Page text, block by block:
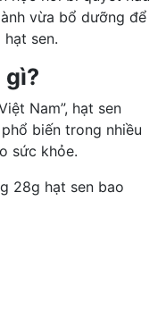
vừa bổ dưỡng để
sen.
gì?
Nam”, hạt sen
biến trong nhiều
sức khỏe.
28g hạt sen bao